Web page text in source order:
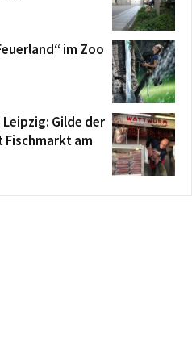
im Zoo
Gilde der
am